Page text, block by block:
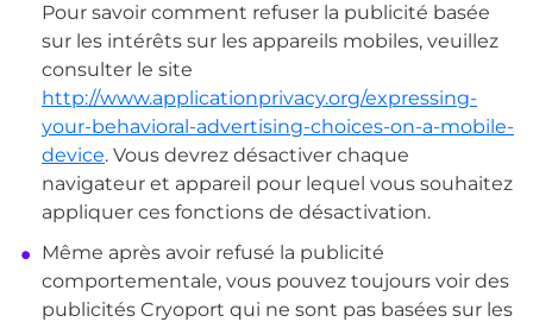
Pour savoir comment refuser la publicité basée
sur les intérêts sur les appareils mobiles, veuillez
consulter le site
http://www.applicationprivacy.org/expressing-
your-behavioral-advertising-choices-on-a-mobile-
device. Vous devrez désactiver chaque
navigateur et appareil pour lequel vous souhaitez
appliquer ces fonctions de désactivation.
Même après avoir refusé la publicité
comportementale, vous pouvez toujours voir des
publicités Cryoport qui ne sont pas basées sur les